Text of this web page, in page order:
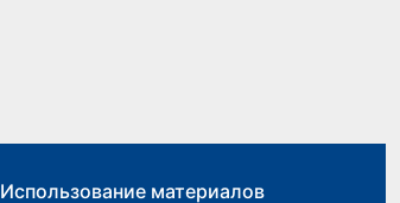
Использование материалов